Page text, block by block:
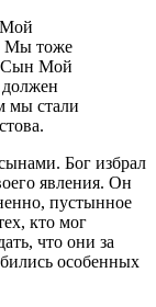
Мой
Мы тоже
Сын Мой
мы стали
Бог избрал
явления. Он
пустынное
кто мог
что они за
особенных